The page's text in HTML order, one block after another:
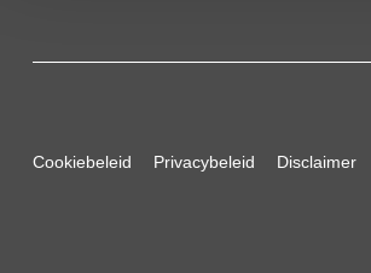
Cookiebeleid Privacybeleid Disclaimer